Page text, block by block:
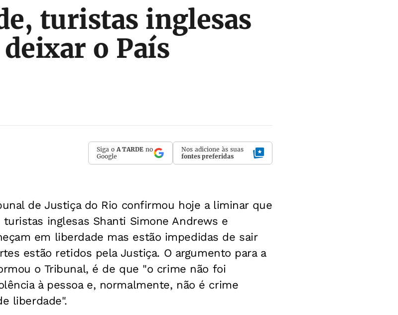
turistas inglesas
o País
Siga o A TARDE no
Google
Nos adicione às suas
fontes preferidas
de Justiça do Rio confirmou hoje a liminar que
inglesas Shanti Simone Andrews e
em liberdade mas estão impedidas de sair
estão retidos pela Justiça. O argumento para a
o Tribunal, é de que "o crime não foi
à pessoa e, normalmente, não é crime
liberdade".